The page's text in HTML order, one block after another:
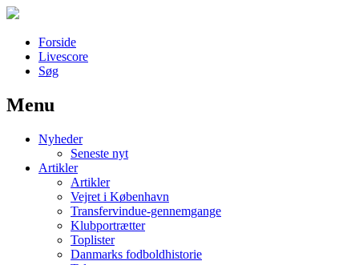
Forside
Livescore
Søg
Наши партнеры
лучшие займы
Menu
Nyheder
Seneste nyt
Artikler
Artikler
Vejret i København
Transfervindue-gennemgange
Klubportrætter
Toplister
Danmarks fodboldhistorie